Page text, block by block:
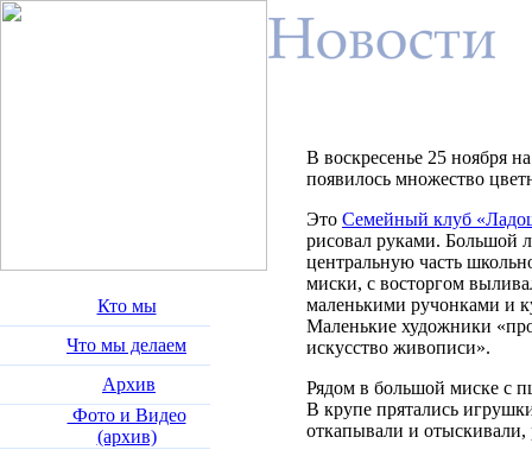
Кто мы
Что мы делаем
Архив
Фото и Видео
(архив)
В воскресенье 25 ноября
появилось множество
Это Семейный клуб
рисовал руками. Большой
центральную часть
миски, с восторгом
маленькими ручонками и
Маленькие художники
искусство живописи».
Рядом в большой миске с
В крупе прятались
откапывали и отыскивали,